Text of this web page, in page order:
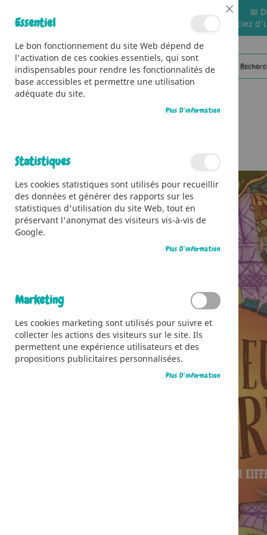
📅
🚚 Bénéficiez
to
the
end
of
Cookie
Bar
Essentiel
Le bon fonctionnement du site Web dépend de
l'activation de ces cookies essentiels, qui sont
indispensables pour rendre les fonctionnalités de
base accessibles et permettre une utilisation
adéquate du site.
Plus D’information
Statistiques
Les cookies statistiques sont utilisés pour recueillir
des données et générer des rapports sur les
statistiques d'utilisation du site Web, tout en
préservant l'anonymat des visiteurs vis-à-vis de
Google.
Plus D’information
Marketing
Les cookies marketing sont utilisés pour suivre et
collecter les actions des visiteurs sur le site. Ils
permettent une expérience utilisateurs et des
propositions publicitaires personnalisées.
Plus D’information